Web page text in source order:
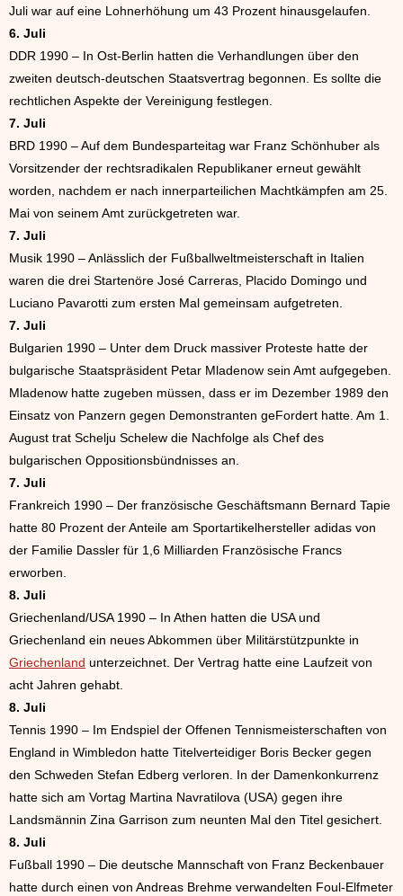
Juli war auf eine Lohnerhöhung um 43 Prozent hinausgelaufen.
6. Juli
DDR 1990 – In Ost-Berlin hatten die Verhandlungen über den
zweiten deutsch-deutschen Staatsvertrag begonnen. Es sollte die
rechtlichen Aspekte der Vereinigung festlegen.
7. Juli
BRD 1990 – Auf dem Bundesparteitag war Franz Schönhuber als
Vorsitzender der rechtsradikalen Republikaner erneut gewählt
worden, nachdem er nach innerparteilichen Machtkämpfen am 25.
Mai von seinem Amt zurückgetreten war.
7. Juli
Musik 1990 – Anlässlich der Fußballweltmeisterschaft in Italien
waren die drei Startenöre José Carreras, Placido Domingo und
Luciano Pavarotti zum ersten Mal gemeinsam aufgetreten.
7. Juli
Bulgarien 1990 – Unter dem Druck massiver Proteste hatte der
bulgarische Staatspräsident Petar Mladenow sein Amt aufgegeben.
Mladenow hatte zugeben müssen, dass er im Dezember 1989 den
Einsatz von Panzern gegen Demonstranten geFordert hatte. Am 1.
August trat Schelju Schelew die Nachfolge als Chef des
bulgarischen Oppositionsbündnisses an.
7. Juli
Frankreich 1990 – Der französische Geschäftsmann Bernard Tapie
hatte 80 Prozent der Anteile am Sportartikelhersteller adidas von
der Familie Dassler für 1,6 Milliarden Französische Francs
erworben.
8. Juli
Griechenland/USA 1990 – In Athen hatten die USA und
Griechenland ein neues Abkommen über Militärstützpunkte in
Griechenland unterzeichnet. Der Vertrag hatte eine Laufzeit von
acht Jahren gehabt.
8. Juli
Tennis 1990 – Im Endspiel der Offenen Tennismeisterschaften von
England in Wimbledon hatte Titelverteidiger Boris Becker gegen
den Schweden Stefan Edberg verloren. In der Damenkonkurrenz
hatte sich am Vortag Martina Navratilova (USA) gegen ihre
Landsmännin Zina Garrison zum neunten Mal den Titel gesichert.
8. Juli
Fußball 1990 – Die deutsche Mannschaft von Franz Beckenbauer
hatte durch einen von Andreas Brehme verwandelten Foul-Elfmeter